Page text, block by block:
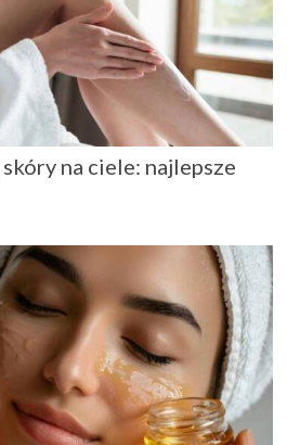
na ciele: najlepsze